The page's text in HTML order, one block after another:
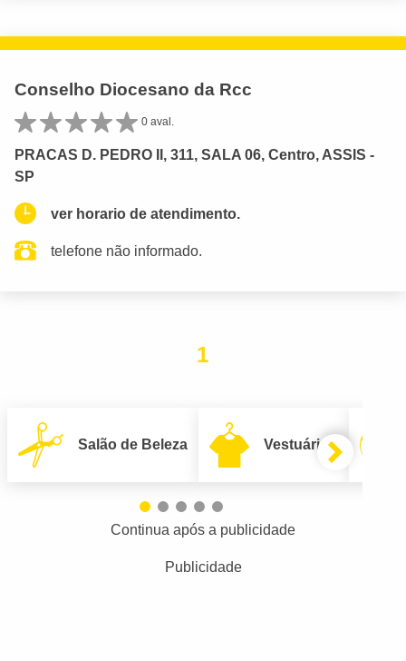
Conselho Diocesano da Rcc
0 aval.
PRACAS D. PEDRO II, 311, SALA 06, Centro, ASSIS -
SP
ver horario de atendimento.
telefone não informado.
1
Salão de Beleza Vestuário
Continua após a publicidade
Publicidade